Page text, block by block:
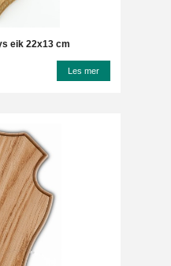
eik 22x13 cm
Les mer